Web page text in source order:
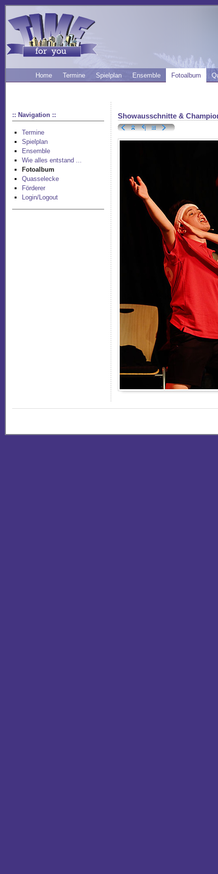
Home Termine Spielplan Ensemble Fotoalbum
:: Navigation ::
Termine
Spielplan
Ensemble
Wie alles entstand ...
Fotoalbum
Quasselecke
Förderer
Login/Logout
Showausschnitte &